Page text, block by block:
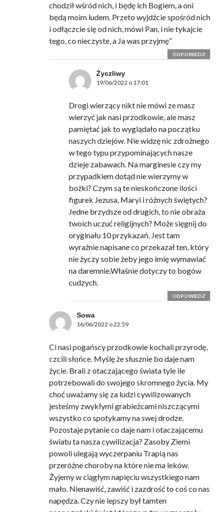
chodził wśród nich, i będę ich Bogiem, a oni
będą moim ludem. Przeto wyjdźcie spośród nich
i odłączcie się od nich, mówi Pan, i nie tykajcie
tego, co nieczyste, a Ja was przyjmę”
ODPOWIEDZ
Życzliwy
19/06/2022 o 17:01
Drogi wierzący nikt nie mówi ze masz
wierzyć jak nasi przodkowie, ale masz
pamiętać jak to wyglądało na początku
naszych dziejów. Nie widzę nic zdrożnego
w tego typu przypominających nasze
dzieje zabawach. Na marginesie czy my
przypadkiem dotąd nie wierzymy w
bożki? Czym są te nieskończone ilości
figurek Jezusa, Maryi i różnych świętych?
Jedne brzydsze od drugich, to nie obraża
twoich uczuć religijnych? Może sięgnij do
oryginału 10 przykazań. Jest tam
wyraźnie napisane co przekazał ten, który
nie życzy sobie żeby jego imię wymawiać
na daremnie.Właśnie dotyczy to bogów
cudzych.
ODPOWIEDZ
Sowa
16/06/2022 o 22:59
Ci nasi pogańscy przodkowie kochali przyrodę,
czcili słońce. Myślę że słusznie bo daje nam
życie. Brali z otaczającego świata tyle ile
potrzebowali do swojego skromnego życia. My
choć uważamy się za ludzi cywilizowanych
jesteśmy zwykłymi grabieżcami niszczącymi
wszystko co spotykamy na swej drodze.
Pozostaje pytanie co daje nam i otaczającemu
światu ta nasza cywilizacja? Zasoby Ziemi
powoli ulegają wyczerpaniu Trapią nas
przeróżne choroby na które nie ma leków.
Żyjemy w ciągłym napięciu wszystkiego nam
mało. Nienawiść, zawiść i zazdrość to coś co nas
napędza. Czy nie lepszy był tamten